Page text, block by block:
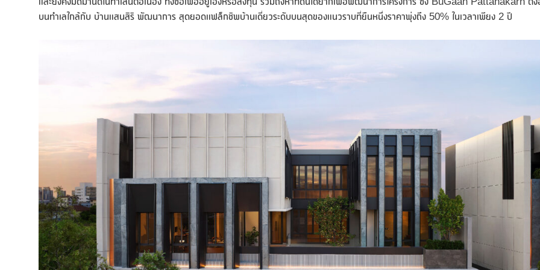
บนทำเลใกล้กับ บ้านแสนสิริ พัฒนาการ สุดยอดแฟล็กชิพบ้านเดี่ยวระดับบนสุดของแนวราบที่ยืนหนึ่งราคาพุ่งถึง 50% ในเวลาเพียง 2 ปี